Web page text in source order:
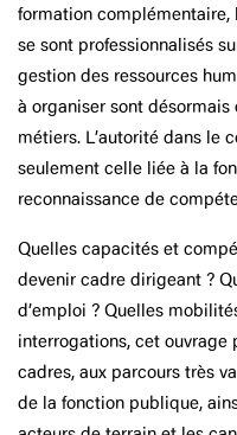
formation complémentaire,
se sont professionnalisés
gestion des ressources
à organiser sont
métiers. L’autorité dans le
seulement celle liée à la
reconnaissance de
Quelles capacités et
devenir cadre dirigeant ?
d’emploi ? Quelles
interrogations, cet
cadres, aux parcours très
de la fonction publique,